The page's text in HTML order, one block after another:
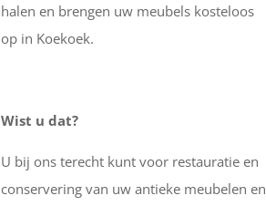
halen en brengen uw meubels kosteloos
op in Koekoek.
Wist u dat?
U bij ons terecht kunt voor restauratie en
conservering van uw antieke meubelen en